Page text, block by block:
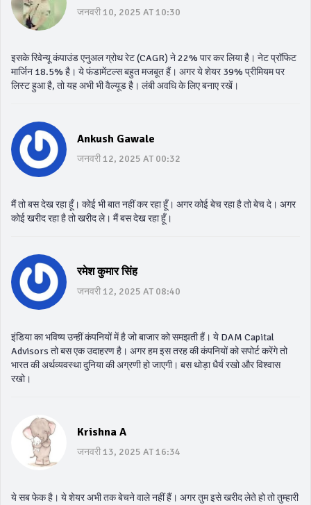
जनवरी 10, 2025 AT 10:30
इसके रिवेन्यू कंपाउंड एनुअल ग्रोथ रेट (CAGR) ने 22% पार कर लिया है। नेट प्रॉफिट
मार्जिन 18.5% है। ये फंडामेंटल्स बहुत मजबूत हैं। अगर ये शेयर 39% प्रीमियम पर
लिस्ट हुआ है, तो यह अभी भी वैल्यूड है। लंबी अवधि के लिए बनाए रखें।
Ankush Gawale
जनवरी 12, 2025 AT 00:32
मैं तो बस देख रहा हूँ। कोई भी बात नहीं कर रहा हूँ। अगर कोई बेच रहा है तो बेच दे। अगर
कोई खरीद रहा है तो खरीद ले। मैं बस देख रहा हूँ।
रमेश कुमार सिंह
जनवरी 12, 2025 AT 08:40
इंडिया का भविष्य उन्हीं कंपनियों में है जो बाजार को समझती हैं। ये DAM Capital
Advisors तो बस एक उदाहरण है। अगर हम इस तरह की कंपनियों को सपोर्ट करेंगे तो
भारत की अर्थव्यवस्था दुनिया की अग्रणी हो जाएगी। बस थोड़ा धैर्य रखो और विश्वास
रखो।
Krishna A
जनवरी 13, 2025 AT 16:34
ये सब फेक है। ये शेयर अभी तक बेचने वाले नहीं हैं। अगर तुम इसे खरीद लेते हो तो तुम्हारी